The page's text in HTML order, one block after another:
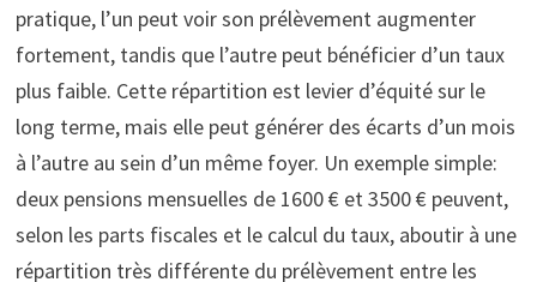
pratique, l’un peut voir son prélèvement augmenter
fortement, tandis que l’autre peut bénéficier d’un taux
plus faible. Cette répartition est levier d’équité sur le
long terme, mais elle peut générer des écarts d’un mois
à l’autre au sein d’un même foyer. Un exemple simple:
deux pensions mensuelles de 1600 € et 3500 € peuvent,
selon les parts fiscales et le calcul du taux, aboutir à une
répartition très différente du prélèvement entre les